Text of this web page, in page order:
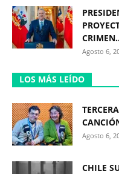
Agosto 6,
LOS MÁS LEÍDO
Agosto 6,
CHILE